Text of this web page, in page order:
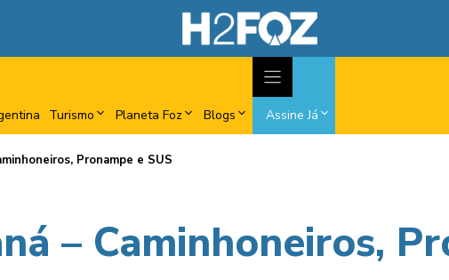
Turismo Planeta Foz Blogs Assine Já
Pronampe e SUS
– Caminhoneiros,